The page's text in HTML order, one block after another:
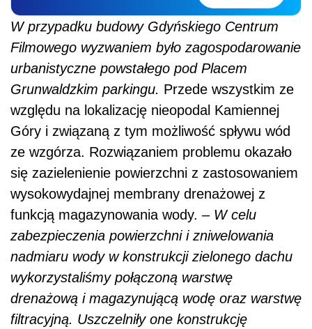
W przypadku budowy Gdyńskiego Centrum
Filmowego wyzwaniem było zagospodarowanie
urbanistyczne powstałego pod Placem
Grunwaldzkim parkingu. Przede wszystkim ze
względu na lokalizację nieopodal Kamiennej
Góry i związaną z tym możliwość spływu wód
ze wzgórza. Rozwiązaniem problemu okazało
się zazielenienie powierzchni z zastosowaniem
wysokowydajnej membrany drenażowej z
funkcją magazynowania wody. – W celu
zabezpieczenia powierzchni i zniwelowania
nadmiaru wody w konstrukcji zielonego dachu
wykorzystaliśmy połączoną warstwę
drenażową i magazynującą wodę oraz warstwę
filtracyjną. Uszczelniły one konstrukcję